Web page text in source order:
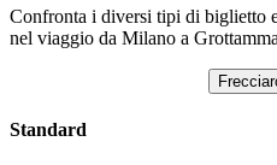
Confronta i diversi tipi di biglietto
nel viaggio da Milano a
Standard